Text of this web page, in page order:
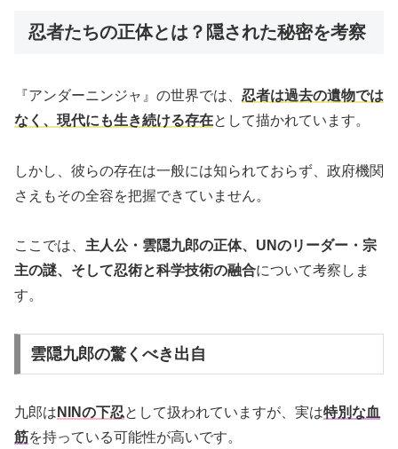
忍者たちの正体とは？隠された秘密を考察
『アンダーニンジャ』の世界では、 忍者は過去の遺物では
なく、現代にも生き続ける存在として描かれています。
しかし、彼らの存在は一般には知られておらず、政府機関
さえもその全容を把握できていません。
ここでは、 主人公・雲隠九郎の正体、UNのリーダー・宗
主の謎、そして忍術と科学技術の融合について考察しま
す。
雲隠九郎の驚くべき出自
九郎は NINの下忍として扱われていますが、実は特別な血
筋を持っている可能性が高いです。